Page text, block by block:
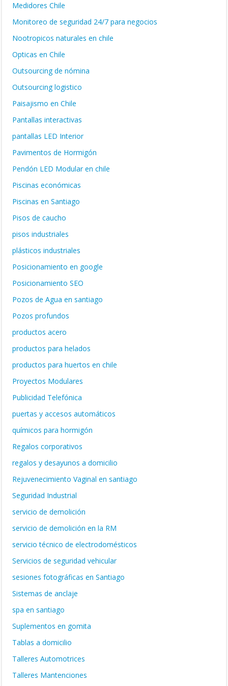
Medidores Chile
Monitoreo de seguridad 24/7 para negocios
Nootropicos naturales en chile
Opticas en Chile
Outsourcing de nómina
Outsourcing logistico
Paisajismo en Chile
Pantallas interactivas
pantallas LED Interior
Pavimentos de Hormigón
Pendón LED Modular en chile
Piscinas económicas
Piscinas en Santiago
Pisos de caucho
pisos industriales
plásticos industriales
Posicionamiento en google
Posicionamiento SEO
Pozos de Agua en santiago
Pozos profundos
productos acero
productos para helados
productos para huertos en chile
Proyectos Modulares
Publicidad Telefónica
puertas y accesos automáticos
químicos para hormigón
Regalos corporativos
regalos y desayunos a domicilio
Rejuvenecimiento Vaginal en santiago
Seguridad Industrial
servicio de demolición
servicio de demolición en la RM
servicio técnico de electrodomésticos
Servicios de seguridad vehicular
sesiones fotográficas en Santiago
Sistemas de anclaje
spa en santiago
Suplementos en gomita
Tablas a domicilio
Talleres Automotrices
Talleres Mantenciones